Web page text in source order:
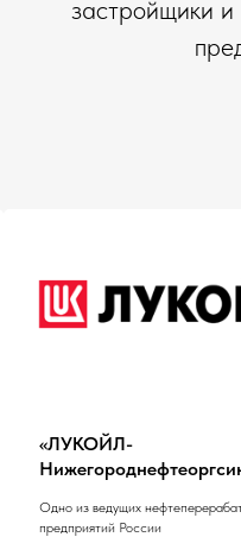
застройщики
«ТИТАН-2»
Российский строительный
сооружающий объекты
энергетики, нефтегазовой и